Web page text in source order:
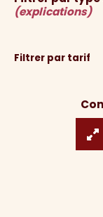
(explications)
Filtrer par tarif